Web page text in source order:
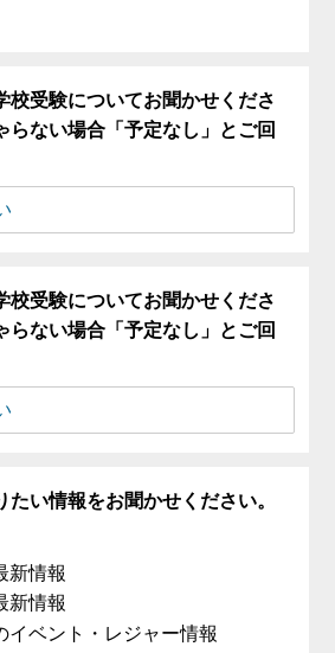
校受験についてお聞かせくださ
らない場合「予定なし」とご回
校受験についてお聞かせくださ
らない場合「予定なし」とご回
たい情報をお聞かせください。
新情報
新情報
イベント・レジャー情報